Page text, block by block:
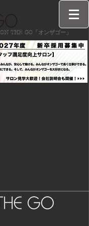
ON THE GO「オンザゴー」